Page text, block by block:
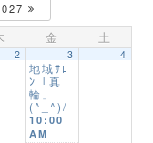
金 土
2 3
地域ｻﾛ
ﾝ「真
輪」
(^_^)/
10:00
AM
4